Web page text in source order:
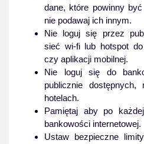
dane, które powinny
nie podawaj ich innym.
Nie loguj się przez
sieć wi-fi lub hotspot
czy aplikacji mobilnej.
Nie loguj się do
publicznie
hotelach.
Pamiętaj aby po
bankowości internetowej.
Ustaw bezpieczne